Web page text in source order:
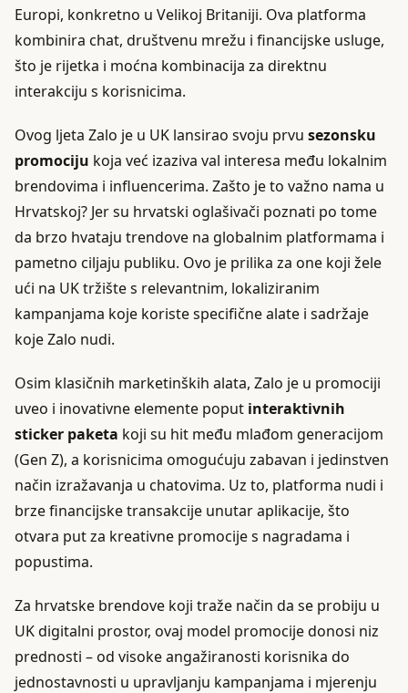
Europi, konkretno u Velikoj Britaniji. Ova platforma
kombinira chat, društvenu mrežu i financijske usluge,
što je rijetka i moćna kombinacija za direktnu
interakciju s korisnicima.
Ovog ljeta Zalo je u UK lansirao svoju prvu sezonsku
promociju koja već izaziva val interesa među lokalnim
brendovima i influencerima. Zašto je to važno nama u
Hrvatskoj? Jer su hrvatski oglašivači poznati po tome
da brzo hvataju trendove na globalnim platformama i
pametno ciljaju publiku. Ovo je prilika za one koji žele
ući na UK tržište s relevantnim, lokaliziranim
kampanjama koje koriste specifične alate i sadržaje
koje Zalo nudi.
Osim klasičnih marketinških alata, Zalo je u promociji
uveo i inovativne elemente poput interaktivnih
sticker paketa koji su hit među mlađom generacijom
(Gen Z), a korisnicima omogućuju zabavan i jedinstven
način izražavanja u chatovima. Uz to, platforma nudi i
brze financijske transakcije unutar aplikacije, što
otvara put za kreativne promocije s nagradama i
popustima.
Za hrvatske brendove koji traže način da se probiju u
UK digitalni prostor, ovaj model promocije donosi niz
prednosti – od visoke angažiranosti korisnika do
jednostavnosti u upravljanju kampanjama i mjerenju